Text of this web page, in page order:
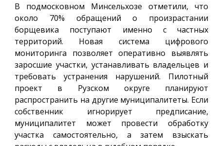
В подмосковном Минсельхозе отметили, что
около 70% обращений о произрастании
борщевика поступают именно с частных
территорий. Новая система цифрового
мониторинга позволяет оперативно выявлять
заросшие участки, устанавливать владельцев и
требовать устранения нарушений. Пилотный
проект в Рузском округе планируют
распространить на другие муниципалитеты. Если
собственник игнорирует предписание,
муниципалитет может провести обработку
участка самостоятельно, а затем взыскать